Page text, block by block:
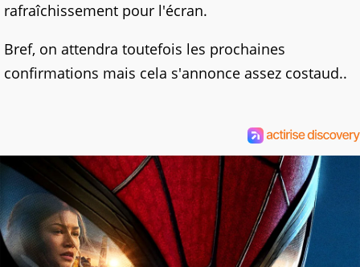
rafraîchissement pour l'écran.
Bref, on attendra toutefois les prochaines
confirmations mais cela s'annonce assez costaud..